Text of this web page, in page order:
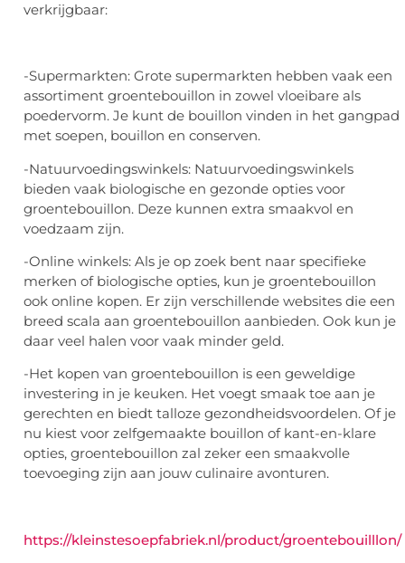
verkrijgbaar:
-Supermarkten: Grote supermarkten hebben vaak een
assortiment groentebouillon in zowel vloeibare als
poedervorm. Je kunt de bouillon vinden in het gangpad
met soepen, bouillon en conserven.
-Natuurvoedingswinkels: Natuurvoedingswinkels
bieden vaak biologische en gezonde opties voor
groentebouillon. Deze kunnen extra smaakvol en
voedzaam zijn.
-Online winkels: Als je op zoek bent naar specifieke
merken of biologische opties, kun je groentebouillon
ook online kopen. Er zijn verschillende websites die een
breed scala aan groentebouillon aanbieden. Ook kun je
daar veel halen voor vaak minder geld.
-Het kopen van groentebouillon is een geweldige
investering in je keuken. Het voegt smaak toe aan je
gerechten en biedt talloze gezondheidsvoordelen. Of je
nu kiest voor zelfgemaakte bouillon of kant-en-klare
opties, groentebouillon zal zeker een smaakvolle
toevoeging zijn aan jouw culinaire avonturen.
https://kleinstesoepfabriek.nl/product/groentebouilllon/